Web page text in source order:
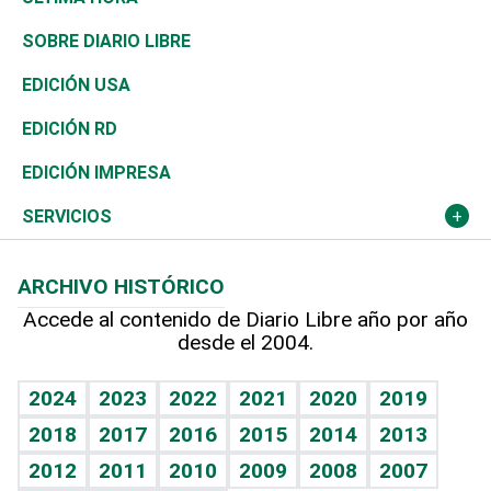
José Boquete
Reportajes
Asia
África
Ocenanía
Caribe
Resto del mundo
Consumo
Vivienda
Telecom.
Global y variable
Economía personal
Belleza
Buena Vida
Sociales
Novedades
Podcast Arte Libre
Hablando con el pediatra
Vida y familia
Eñe
Celebrando la vida
Golf
Ciclismo
Tenis
Olimpismo
Más deportes
Línea de hit
TBT Deportivo
De buena tinta
En Directo
El Espía
Noticiero Poteleche
Columnistas
Clima
Tecnología
Historia
Martes de tecnología
Cambio climático
Mundo
Economía
Revista
Deportes
Opinión
Hecho en casa
Guía del dinero
SOBRE DIARIO LIBRE
EDICIÓN USA
EDICIÓN RD
EDICIÓN IMPRESA
SERVICIOS
Cumpleaños
Horóscopos
Crucigramas
ARCHIVO HISTÓRICO
Accede al contenido de Diario Libre año por año
desde el 2004.
2024 2023 2022 2021 2020
2019
2018
2017 2016 2015 2014
2013
2012
2011 2010 2009 2008 2007